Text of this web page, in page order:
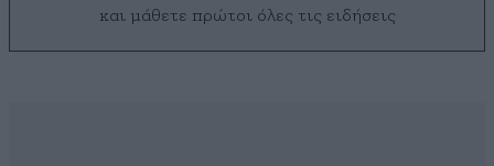
και μάθετε πρώτοι όλες τις ειδήσεις